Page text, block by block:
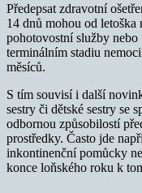
Předepsat zdravotní
14 dnů mohou od letoška
pohotovostní služby
terminálním stadiu
měsíců.
S tím souvisí i další
sestry či dětské sestry se
odbornou způsobilostí
prostředky. Často jde
inkontinenční pomůcky
konce loňského roku k